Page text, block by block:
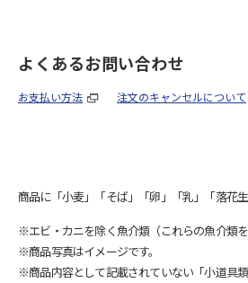
よくあるお問い合わせ
お支払い方法 注文のキャンセルについて
商品に「小麦」「そば」「卵」「乳」「落花
※エビ・カニを除く魚介類（これらの魚介類
※商品写真はイメージです。
※商品内容として記載されていない「小道具